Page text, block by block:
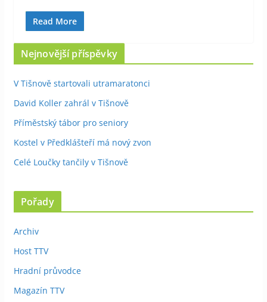
Read More
Nejnovější příspěvky
V Tišnově startovali utramaratonci
David Koller zahrál v Tišnově
Příměstský tábor pro seniory
Kostel v Předklášteří má nový zvon
Celé Loučky tančily v Tišnově
Pořady
Archiv
Host TTV
Hradní průvodce
Magazín TTV